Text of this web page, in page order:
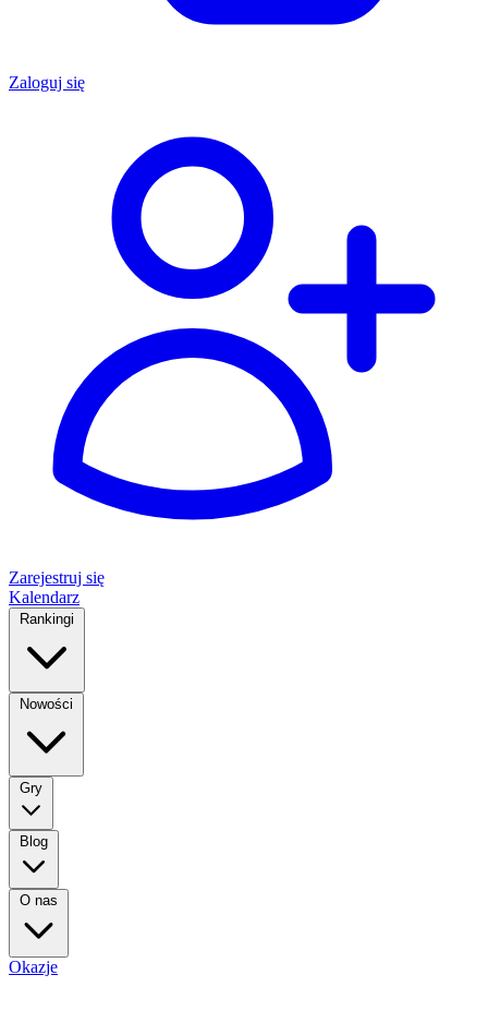
Zaloguj się
Zarejestruj się
Kalendarz
Rankingi
Nowości
Gry
Blog
O nas
Okazje